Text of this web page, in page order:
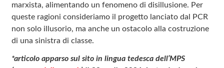
marxista, alimentando un fenomeno di disillusione. Per
queste ragioni consideriamo il progetto lanciato dal PCR
non solo illusorio, ma anche un ostacolo alla costruzione
di una sinistra di classe.
*articolo apparso sul sito in lingua tedesca dell’MPS